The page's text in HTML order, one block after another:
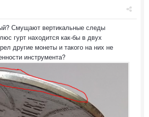
Смущают вертикальные следы
гурт находится как-бы в двух
другие монеты и такого на них не
инструмента?